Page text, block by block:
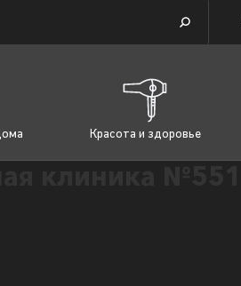
Красота и здоровье